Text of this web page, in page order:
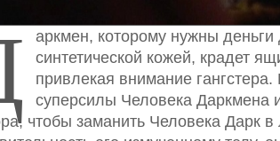
аркмен, которому нужны
синтетической кожей, крадет
привлекая внимание
суперсилы Человека Даркмена
чтобы заманить Человека Дарк